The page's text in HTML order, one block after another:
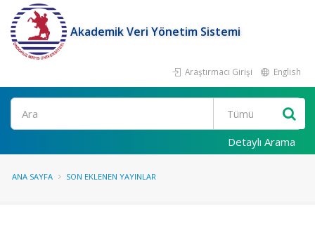
Akademik Veri Yönetim Sistemi
Araştırmacı Girişi English
Ara
Detaylı Arama
ANA SAYFA SON EKLENEN YAYINLAR